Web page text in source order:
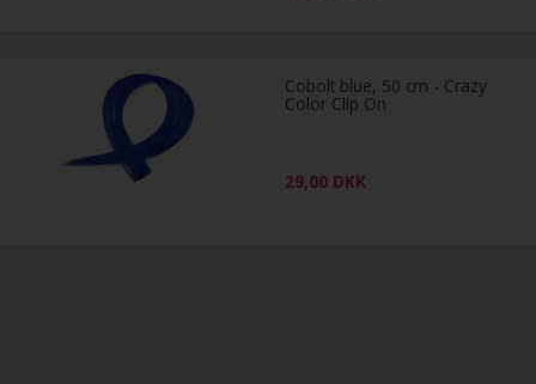
Cobolt blue, 50 cm - Crazy
Color Clip On
29,00 DKK